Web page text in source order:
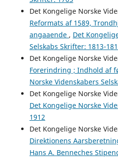
Det Kongelige Norske
Reformats af 1589,
angaaende , Det
Selskabs Skrifter: 1813-
Det Kongelige Norske
Forerindring ; Indhold af
Norske Videnskabers
Det Kongelige Norske
Det Kongelige Norske
1912
Det Kongelige Norske
Direktionens
Hans A. Benneches